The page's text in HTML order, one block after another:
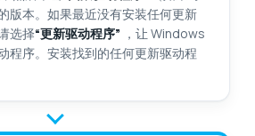
版本。如果最近没有安装任何更新
选择“更新驱动程序” ，让 Windows
程序。安装找到的任何更新驱动程